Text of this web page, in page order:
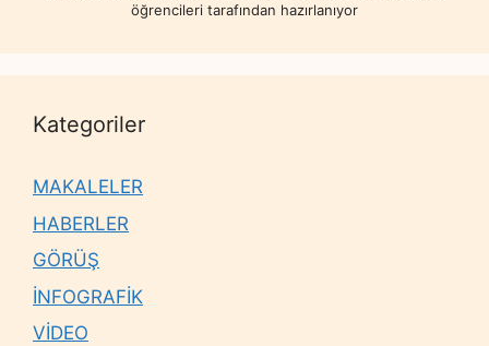
öğrencileri tarafından hazırlanıyor
Kategoriler
MAKALELER
HABERLER
GÖRÜŞ
İNFOGRAFİK
VİDEO